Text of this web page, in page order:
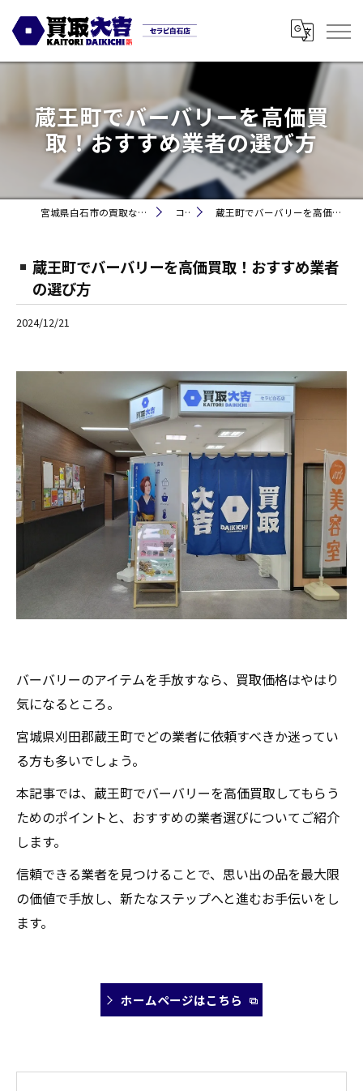
蔵王町でバーバリーを高価買
取！おすすめ業者の選び方
宮城県白石市の買取なら買取大吉セラビ白石店 コラム 蔵王町でバーバリーを高価買取！おすすめ業者の選び方
蔵王町でバーバリーを高価買取！おすすめ業者
の選び方
2024/12/21
バーバリーのアイテムを手放すなら、買取価格はやはり
気になるところ。
宮城県刈田郡蔵王町でどの業者に依頼すべきか迷ってい
る方も多いでしょう。
本記事では、蔵王町でバーバリーを高価買取してもらう
ためのポイントと、おすすめの業者選びについてご紹介
します。
信頼できる業者を見つけることで、思い出の品を最大限
の価値で手放し、新たなステップへと進むお手伝いをし
ます。
ホームページはこちら